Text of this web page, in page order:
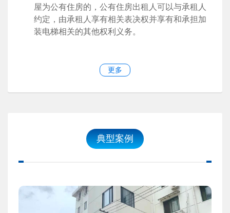
屋为公有住房的，公有住房出租人可以与承租人
约定，由承租人享有相关表决权并享有和承担加
装电梯相关的其他权利义务。
更多
典型案例